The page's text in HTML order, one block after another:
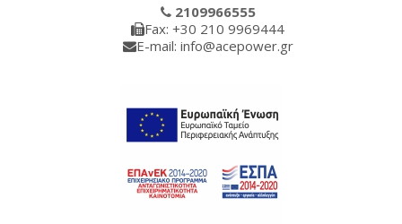
2109966555
Fax: +30 210 9969444
E-mail: info@acepower.gr